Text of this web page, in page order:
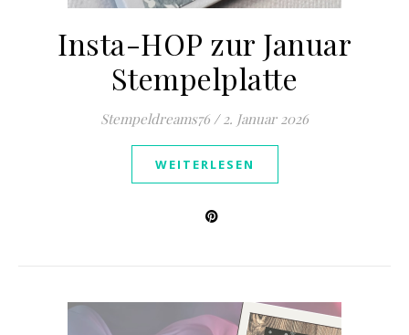
Insta-HOP zur Januar
Stempelplatte
Stempeldreams76 / 2. Januar 2026
WEITERLESEN